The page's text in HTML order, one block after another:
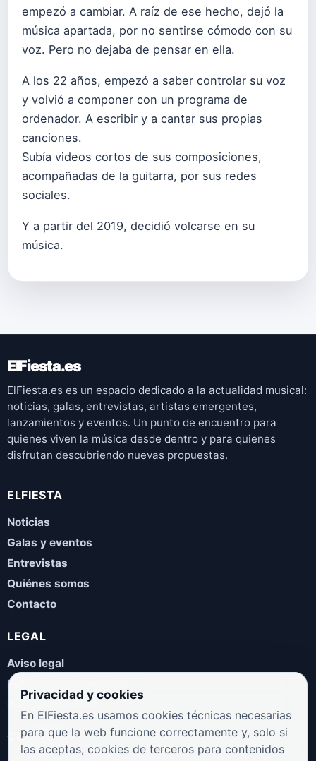
empezó a cambiar. A raíz de ese hecho, dejó la
música apartada, por no sentirse cómodo con su
voz. Pero no dejaba de pensar en ella.
A los 22 años, empezó a saber controlar su voz
y volvió a componer con un programa de
ordenador. A escribir y a cantar sus propias
canciones.
Subía videos cortos de sus composiciones,
acompañadas de la guitarra, por sus redes
sociales.
Y a partir del 2019, decidió volcarse en su
música.
ElFiesta.es
ElFiesta.es es un espacio dedicado a la actualidad musical:
noticias, galas, entrevistas, artistas emergentes,
lanzamientos y eventos. Un punto de encuentro para
quienes viven la música desde dentro y para quienes
disfrutan descubriendo nuevas propuestas.
ELFIESTA
Noticias
Galas y eventos
Entrevistas
Quiénes somos
Contacto
LEGAL
Aviso legal
Política de privacidad
Política de cookies
COLABORA
Privacidad y cookies
En ElFiesta.es usamos cookies técnicas necesarias
para que la web funcione correctamente y, solo si
las aceptas, cookies de terceros para contenidos